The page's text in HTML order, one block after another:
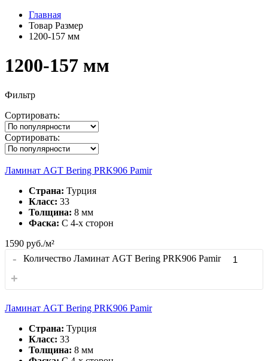
Главная
Товар Размер
1200-157 мм
1200-157 мм
Фильтр
Сортировать:
Сортировать:
Ламинат AGT Bering PRK906 Pamir
Страна: Турция
Класс: 33
Толщина: 8 мм
Фаска: С 4-x сторон
1590 руб./м²
- Количество Ламинат AGT Bering PRK906 Pamir
+
Ламинат AGT Bering PRK906 Pamir
Страна: Турция
Класс: 33
Толщина: 8 мм